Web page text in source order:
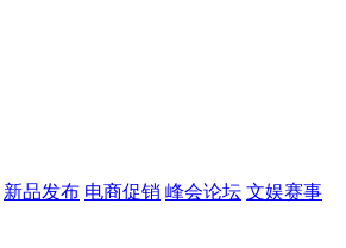
新品发布 电商促销 峰会论坛 文娱赛事